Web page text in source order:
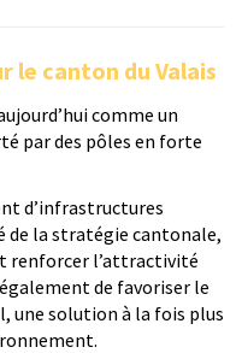
le canton du Valais
comme un
par des pôles en forte
d’infrastructures
de la stratégie cantonale,
renforcer l’attractivité
de favoriser le
une solution à la fois plus